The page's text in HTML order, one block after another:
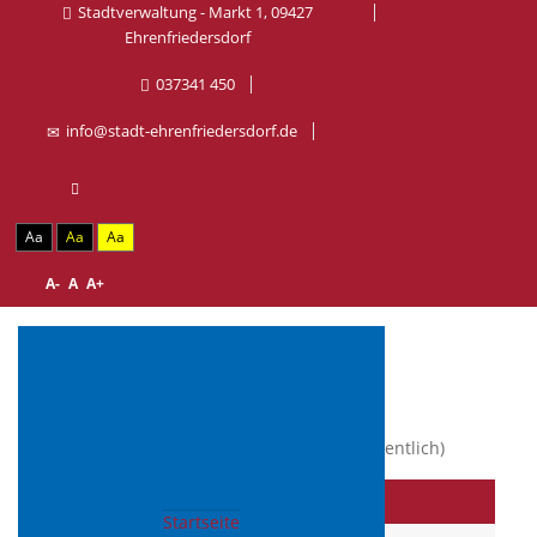
Stadtverwaltung - Markt 1, 09427
Ehrenfriedersdorf
037341 450
info@stadt-ehrenfriedersdorf.de
Aa Aa Aa
A- A A+
Startseite
Beschlüsse (öffentlich)